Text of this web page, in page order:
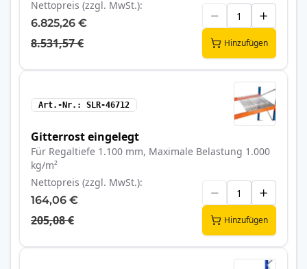
Nettopreis (zzgl. MwSt.)
6.825,26 €
8.531,57 € Hinzufügen
Art.-Nr. SLR-46712
Gitterrost eingelegt
Für Regaltiefe 1.100 mm, Maximale Belastung 1.000
kg/m²
Nettopreis (zzgl. MwSt.)
164,06 €
205,08 € Hinzufügen